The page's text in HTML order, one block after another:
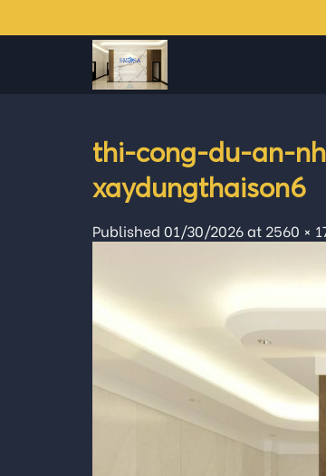
to
thi-cong-du-an-
xaydungthaison6
Published 01/30/2026at 2560 ×